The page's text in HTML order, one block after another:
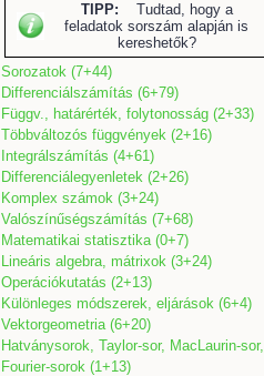
TIPP: Tudtad, hogy a
feladatok sorszám alapján is
kereshetők?
Sorozatok (7+44)
Differenciálszámítás (6+79)
Függv., határérték, folytonosság (2+33)
Többváltozós függvények (2+16)
Integrálszámítás (4+61)
Differenciálegyenletek (2+26)
Komplex számok (3+24)
Valószínűségszámítás (7+68)
Matematikai statisztika (0+7)
Lineáris algebra, mátrixok (3+24)
Operációkutatás (2+13)
Különleges módszerek, eljárások (6+4)
Vektorgeometria (6+20)
Hatványsorok, Taylor-sor, MacLaurin-sor,
Fourier-sorok (1+13)